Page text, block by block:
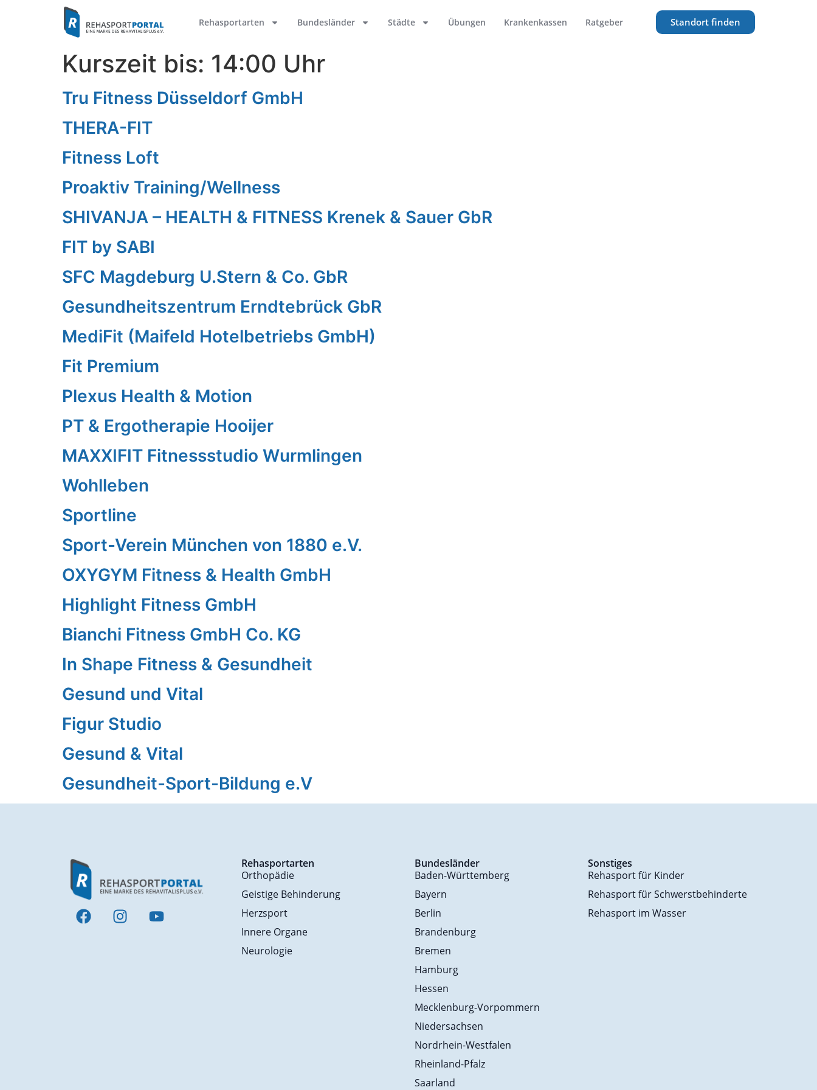
Rehasportarten Bundesländer Städte Übungen Krankenkassen Ratgeber Standort finden
Kurszeit bis: 14:00 Uhr
Tru Fitness Düsseldorf GmbH
THERA-FIT
Fitness Loft
Proaktiv Training/Wellness
SHIVANJA – HEALTH & FITNESS Krenek & Sauer GbR
FIT by SABI
SFC Magdeburg U.Stern & Co. GbR
Gesundheitszentrum Erndtebrück GbR
MediFit (Maifeld Hotelbetriebs GmbH)
Fit Premium
Plexus Health & Motion
PT & Ergotherapie Hooijer
MAXXIFIT Fitnessstudio Wurmlingen
Wohlleben
Sportline
Sport-Verein München von 1880 e.V.
OXYGYM Fitness & Health GmbH
Highlight Fitness GmbH
Bianchi Fitness GmbH Co. KG
In Shape Fitness & Gesundheit
Gesund und Vital
Figur Studio
Gesund & Vital
Gesundheit-Sport-Bildung e.V
Rehasportarten
Orthopädie
Geistige Behinderung
Herzsport
Innere Organe
Neurologie
Bundesländer
Baden-Württemberg
Bayern
Berlin
Brandenburg
Bremen
Hamburg
Hessen
Mecklenburg-Vorpommern
Niedersachsen
Nordrhein-Westfalen
Rheinland-Pfalz
Saarland
Sonstiges
Rehasport für Kinder
Rehasport für Schwerstbehinderte
Rehasport im Wasser